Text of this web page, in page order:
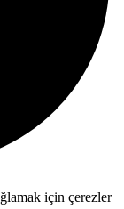
için çerezler